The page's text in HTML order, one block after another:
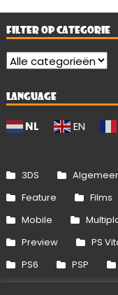
FILTER OP CATEGORIE
LANGUAGE
NL EN
3DS
Feature
Films
Mobile
Preview
PS
PS6
PSP